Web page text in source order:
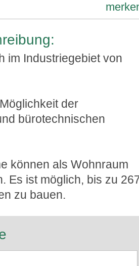
im Industriegebiet von
der
bürotechnischen
können als Wohnraum
Es ist möglich, bis zu
zu bauen.